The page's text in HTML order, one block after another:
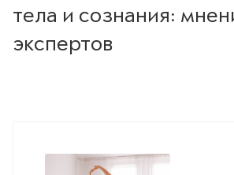
тела и сознания:
экспертов